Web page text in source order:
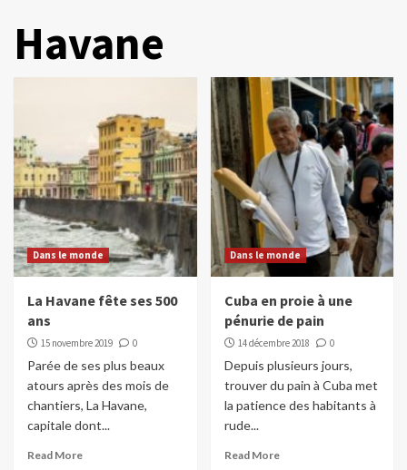
Havane
Dans le monde
La Havane fête ses 500
ans
15 novembre 2019 0
Parée de ses plus beaux
atours après des mois de
chantiers, La Havane,
capitale dont...
Read More
Dans le monde
Cuba en proie à une
pénurie de pain
14 décembre 2018 0
Depuis plusieurs jours,
trouver du pain à Cuba met
la patience des habitants à
rude...
Read More